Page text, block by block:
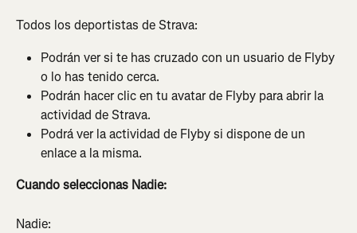
Todos los deportistas de Strava:
Podrán ver si te has cruzado con un usuario de Flyby
o lo has tenido cerca.
Podrán hacer clic en tu avatar de Flyby para abrir la
actividad de Strava.
Podrá ver la actividad de Flyby si dispone de un
enlace a la misma.
Cuando seleccionas Nadie:
Nadie: